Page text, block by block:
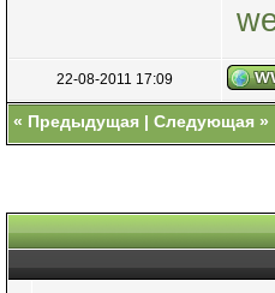
22-08-2011 17:09
« Предыдущая | Следующая »